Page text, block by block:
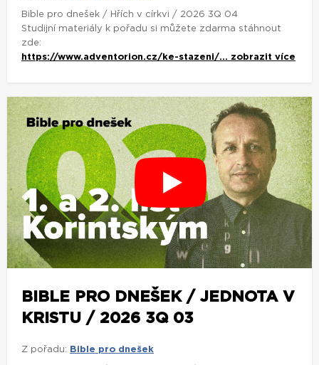
Bible pro dnešek / Hřích v církvi / 2026 3Q 04
Studijní materiály k pořadu si můžete zdarma stáhnout
zde:
https://www.adventorion.cz/ke-stazeni/... zobrazit více
BIBLE PRO DNEŠEK / JEDNOTA V
KRISTU / 2026 3Q 03
Z pořadu: Bible pro dnešek